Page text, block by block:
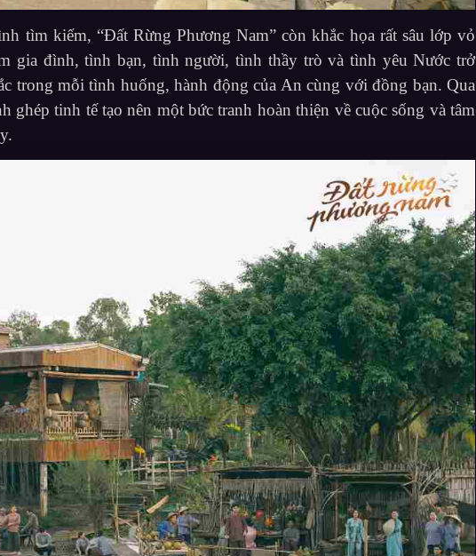
tìm kiếm, “Đất Rừng Phương Nam” còn khắc họa rất sâu lớp vỏ
gia đình, tình bạn, tình người, tình thầy trò và tình yêu Nước trở
trong mỗi tình huống, hành động của An cùng với đồng bạn. Qua
ghép tinh tế tạo nên một bức tranh hoàn thiện về cuộc sống và tâm